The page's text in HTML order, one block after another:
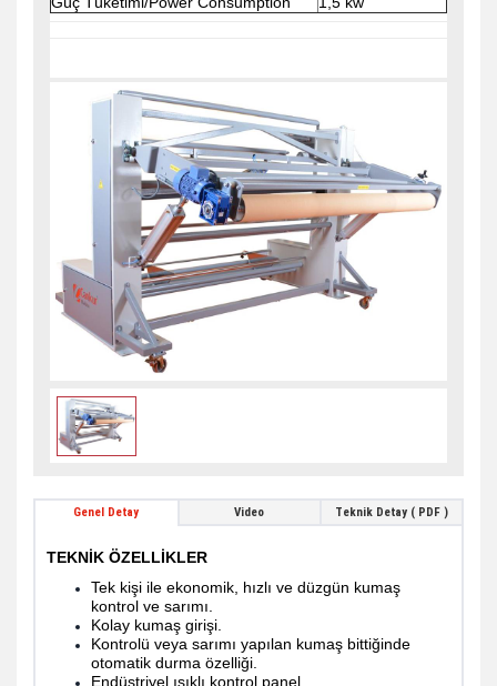
Genel Detay Video Teknik Detay ( PDF )
TEKNİK ÖZELLİKLER
Tek kişi ile ekonomik, hızlı ve düzgün kumaş
kontrol ve sarımı.
Kolay kumaş girişi.
Kontrolü veya sarımı yapılan kumaş bittiğinde
otomatik durma özelliği.
Endüstriyel ışıklı kontrol panel.